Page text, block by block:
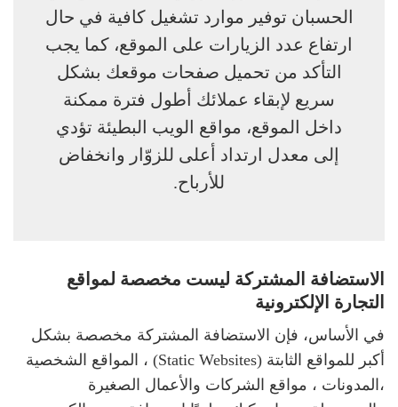
الحسبان توفير موارد تشغيل كافية في حال
ارتفاع عدد الزيارات على الموقع، كما يجب
التأكد من تحميل صفحات موقعك بشكل
سريع لإبقاء عملائك أطول فترة ممكنة
داخل الموقع، مواقع الويب البطيئة تؤدي
إلى معدل ارتداد أعلى للزوّار وانخفاض
للأرباح.
الاستضافة المشتركة ليست مخصصة لمواقع
التجارة الإلكترونية
في الأساس، فإن الاستضافة المشتركة مخصصة بشكل
أكبر للمواقع الثابتة (Static Websites) ، المواقع الشخصية
،المدونات ، مواقع الشركات والأعمال الصغيرة